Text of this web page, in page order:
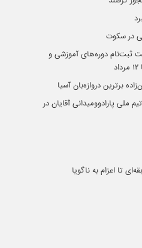
در سکوت
ثبت‌نام دوره‌های آموزشی و
برترین دروازه‌بان آسیا
ملی پارادوومیدانی آقایان در
تا اعزام به ناگویا